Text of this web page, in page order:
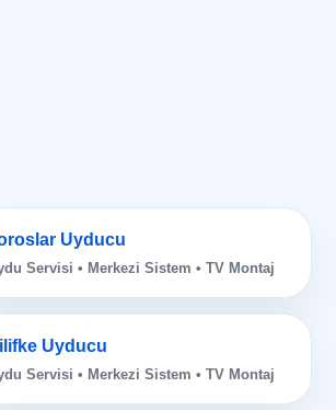
Uyducu
Servisi • Merkezi Sistem • TV Montaj
Uyducu
Servisi • Merkezi Sistem • TV Montaj